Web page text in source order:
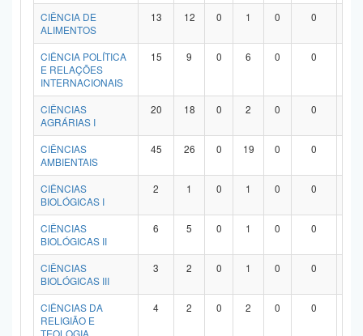
CIÊNCIA DE
ALIMENTOS
13 12 0 1 0 0
CIÊNCIA POLÍTICA
E RELAÇÕES
INTERNACIONAIS
15 9 0 6 0 0
CIÊNCIAS
AGRÁRIAS I
20 18 0 2 0 0
CIÊNCIAS
AMBIENTAIS
45 26 0 19 0 0
CIÊNCIAS
BIOLÓGICAS I
2 1 0 1 0 0
CIÊNCIAS
BIOLÓGICAS II
6 5 0 1 0 0
CIÊNCIAS
BIOLÓGICAS III
3 2 0 1 0 0
CIÊNCIAS DA
RELIGIÃO E
TEOLOGIA
4 2 0 2 0 0